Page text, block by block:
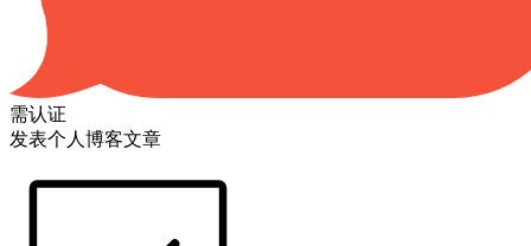
需认证
发表个人博客文章